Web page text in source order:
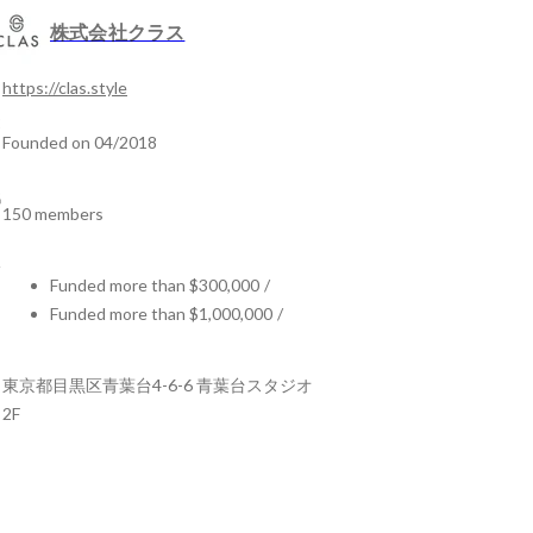
株式会社クラス
https://clas.style
Founded on 04/2018
150 members
Funded more than $300,000 /
Funded more than $1,000,000 /
東京都目黒区青葉台4-6-6 青葉台スタジオ
2F